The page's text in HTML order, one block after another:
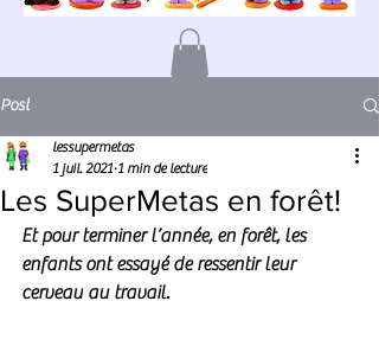
Post
Les SuperMetas en forêt!
lessupermetas
1 juil. 2021 1 min de lecture
Et pour terminer l’année, en forêt, les
enfants ont essayé de ressentir leur
cerveau au travail.